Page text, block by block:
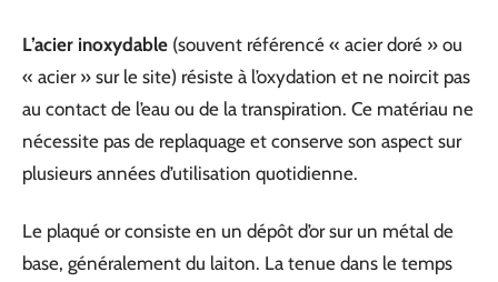
L’acier inoxydable (souvent référencé « acier doré » ou
« acier » sur le site) résiste à l’oxydation et ne noircit pas
au contact de l’eau ou de la transpiration. Ce matériau ne
nécessite pas de replaquage et conserve son aspect sur
plusieurs années d’utilisation quotidienne.
Le plaqué or consiste en un dépôt d’or sur un métal de
base, généralement du laiton. La tenue dans le temps